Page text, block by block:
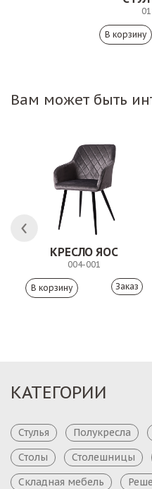
Вам может быть
КРЕСЛО ЯОС
004-001
Заказ
КАТЕГОРИИ
Стулья Полукресла
Столы
Столешницы
Складная мебель